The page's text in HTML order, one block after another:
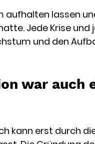
aufhalten lassen
Jede Krise und
und den
war auch
kann erst durch